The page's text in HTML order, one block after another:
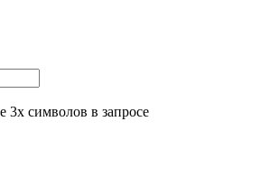
3х символов в запросе